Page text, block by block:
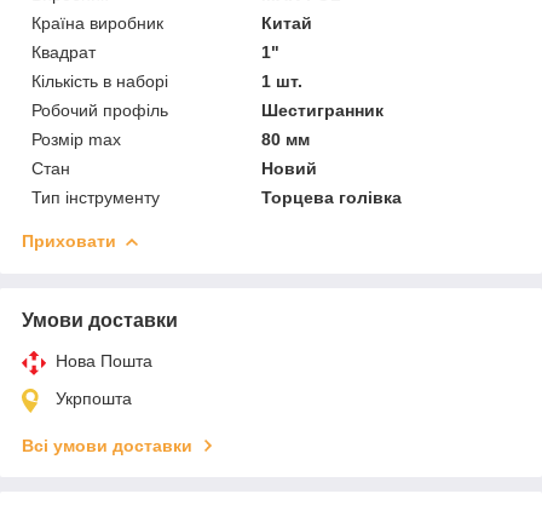
Країна виробник
Китай
Квадрат
1"
Кількість в наборі
1 шт.
Робочий профіль
Шестигранник
Розмір max
80 мм
Стан
Новий
Тип інструменту
Торцева голівка
Приховати
Умови доставки
Нова Пошта
Укрпошта
Всі умови доставки